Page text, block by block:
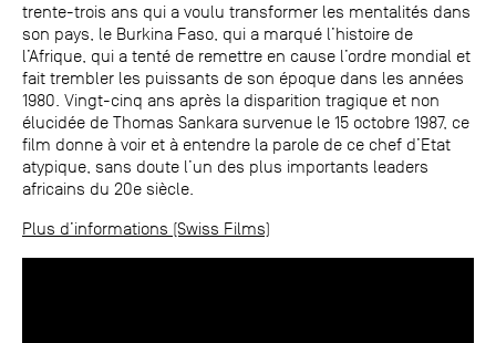
trente-trois ans qui a voulu transformer les mentalités dans
son pays, le Burkina Faso, qui a marqué l’histoire de
l’Afrique, qui a tenté de remettre en cause l’ordre mondial et
fait trembler les puissants de son époque dans les années
1980. Vingt-cinq ans après la disparition tragique et non
élucidée de Thomas Sankara survenue le 15 octobre 1987, ce
film donne à voir et à entendre la parole de ce chef d’Etat
atypique, sans doute l’un des plus importants leaders
africains du 20e siècle.
Plus d’informations (Swiss Films)